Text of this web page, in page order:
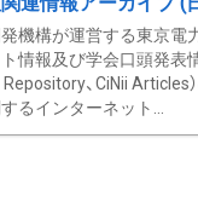
機構が運営する東京電
情報及び学会口頭発表
Repository、CiNii
るインターネット...